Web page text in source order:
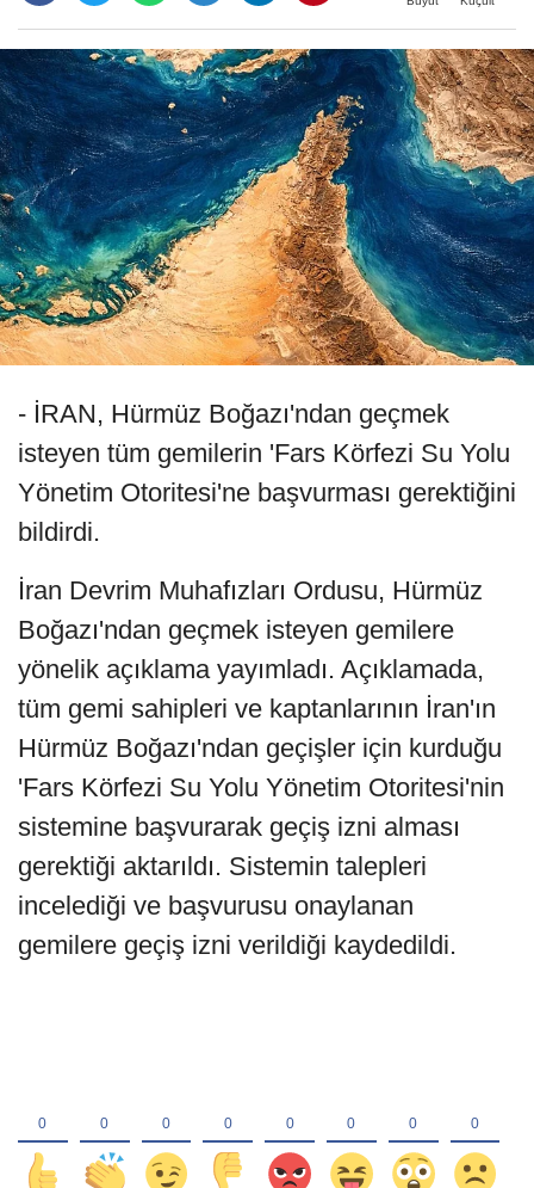
- İRAN, Hürmüz Boğazı'ndan geçmek
isteyen tüm gemilerin 'Fars Körfezi Su Yolu
Yönetim Otoritesi'ne başvurması gerektiğini
bildirdi.
İran Devrim Muhafızları Ordusu, Hürmüz
Boğazı'ndan geçmek isteyen gemilere
yönelik açıklama yayımladı. Açıklamada,
tüm gemi sahipleri ve kaptanlarının İran'ın
Hürmüz Boğazı'ndan geçişler için kurduğu
'Fars Körfezi Su Yolu Yönetim Otoritesi'nin
sistemine başvurarak geçiş izni alması
gerektiği aktarıldı. Sistemin talepleri
incelediği ve başvurusu onaylanan
gemilere geçiş izni verildiği kaydedildi.